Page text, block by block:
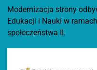
Modernizacja strony
Edukacji i Nauki w
społeczeństwa II.